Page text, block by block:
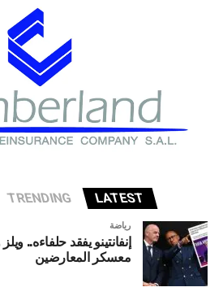
تواجه الاقتصاد الأميركي إذا شهد قطاع
تصحيحا حادا أو انهيارا في التقييمات
LATEST
TRENDING
رياضة
إنفانتينو يفقد حلفاءه..
معسكر المعارضين